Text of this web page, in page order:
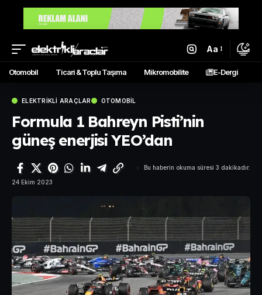
Aa
Otomobil Ticari & Toplu Taşıma Mikromobilite E-Dergi
ELEKTRIKLI ARAÇLAR OTOMOBIL
Formula 1 Bahreyn Pisti’nin
güneş enerjisi YEO’dan
24 Ekim 2023
Bu haberin okuma süresi 3 dakikadır.